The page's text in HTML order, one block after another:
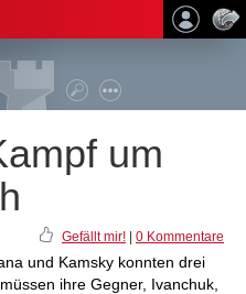
um
Gefällt mir! 0 Kommentare
und Kamsky konnten drei
ihre Gegner, Ivanchuk,